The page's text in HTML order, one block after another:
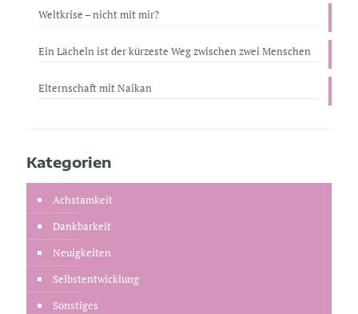
Weltkrise – nicht mit mir?
Ein Lächeln ist der kürzeste Weg zwischen zwei Menschen
Elternschaft mit Naikan
Kategorien
Achstamkeit
Dankbarkeit
Neuigkeiten
Selbstentwicklung
Sonstiges